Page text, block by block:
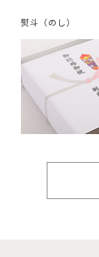
熨斗（のし）